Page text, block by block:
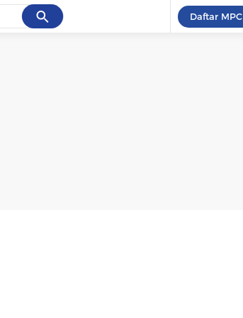
Cancel Daftar MPC